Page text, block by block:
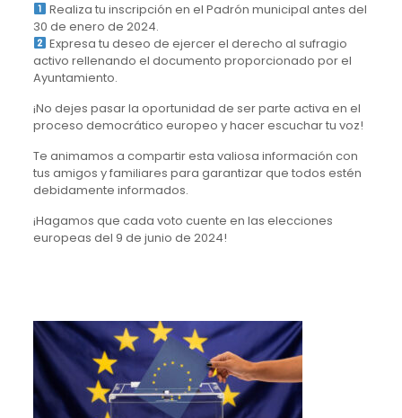
Realiza tu inscripción en el Padrón municipal antes del
30 de enero de 2024.
Expresa tu deseo de ejercer el derecho al sufragio
activo rellenando el documento proporcionado por el
Ayuntamiento.
¡No dejes pasar la oportunidad de ser parte activa en el
proceso democrático europeo y hacer escuchar tu voz!
Te animamos a compartir esta valiosa información con
tus amigos y familiares para garantizar que todos estén
debidamente informados.
¡Hagamos que cada voto cuente en las elecciones
europeas del 9 de junio de 2024!